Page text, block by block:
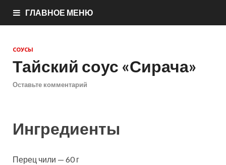
ГЛАВНОЕ МЕНЮ
СОУСЫ
Тайский соус «Сирача»
Оставьте комментарий
Ингредиенты
Перец чили — 60 г